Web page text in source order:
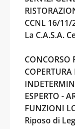
CCNL 16/
La C.A.S.A.
CONCORSO
ESPERTO -
FUNZIONI
Riposo di